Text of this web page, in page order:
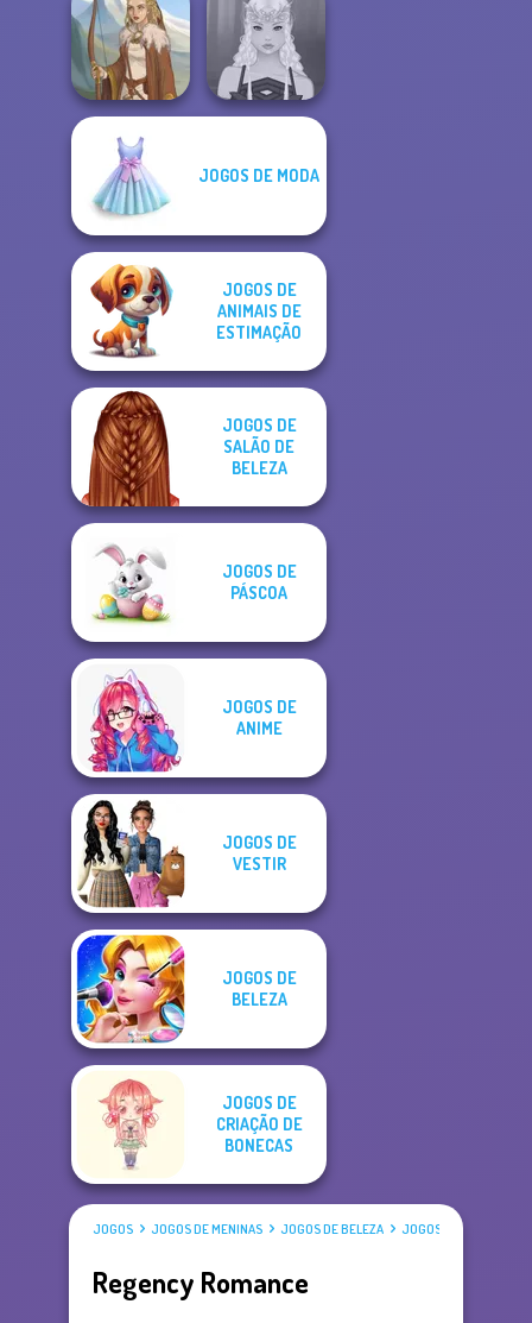
Manga Creator
Vampire Hunter
P...
Urban Glam
Warriors
Viking Woman
JOGOS DE MODA
JOGOS DE
ANIMAIS DE
ESTIMAÇÃO
JOGOS DE
SALÃO DE
BELEZA
JOGOS DE
PÁSCOA
JOGOS DE
ANIME
JOGOS DE
VESTIR
JOGOS DE
BELEZA
JOGOS DE
CRIAÇÃO DE
BONECAS
JOGOS JOGOS DE MENINAS JOGOS DE BELEZA JOGOS DE VESTIR
Regency Romance